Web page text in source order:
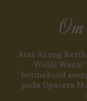
Atas Asung
Widhi Wasa/
bermaksud
pada Upacara